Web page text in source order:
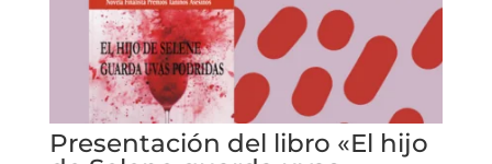
Presentación del libro «El hijo